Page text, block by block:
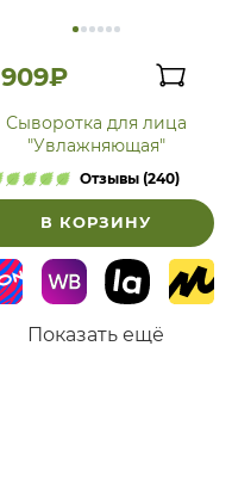
909₽
Сыворотка для лица
"Увлажняющая"
Отзывы (240)
В КОРЗИНУ
Показать ещё